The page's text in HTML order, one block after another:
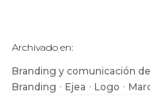
Archivado en:
Branding y comunicación
Branding · Ejea · Logo ·